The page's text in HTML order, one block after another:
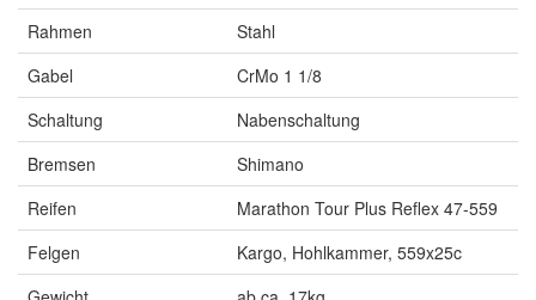
Rahmen
Stahl
Gabel
CrMo 1 1/8
Schaltung
Nabenschaltung
Bremsen
Shimano
Reifen
Marathon Tour Plus Reflex 47-559
Felgen
Kargo, Hohlkammer, 559x25c